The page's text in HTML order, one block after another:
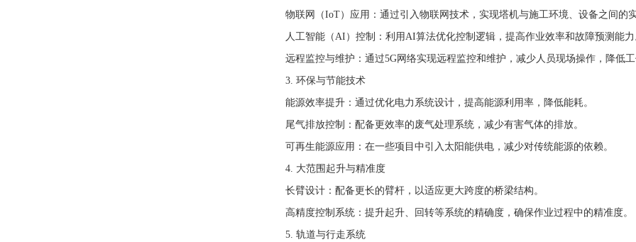
物联网（IoT）应用：通过引入物联网技术，实现塔机与施工环境、设备之间的
人工智能（AI）控制：利用AI算法优化控制逻辑，提高作业效率和故障预测能力
远程监控与维护：通过5G网络实现远程监控和维护，减少人员现场操作，降低工
3. 环保与节能技术
能源效率提升：通过优化电力系统设计，提高能源利用率，降低能耗。
尾气排放控制：配备更效率的废气处理系统，减少有害气体的排放。
可再生能源应用：在一些项目中引入太阳能供电，减少对传统能源的依赖。
4. 大范围起升与精准度
长臂设计：配备更长的臂杆，以适应更大跨度的桥梁结构。
高精度控制系统：提升起升、回转等系统的精确度，确保作业过程中的精准度。
5. 轨道与行走系统